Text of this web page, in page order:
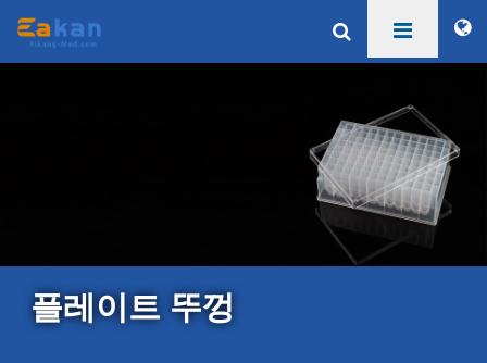
플레이트 뚜껑